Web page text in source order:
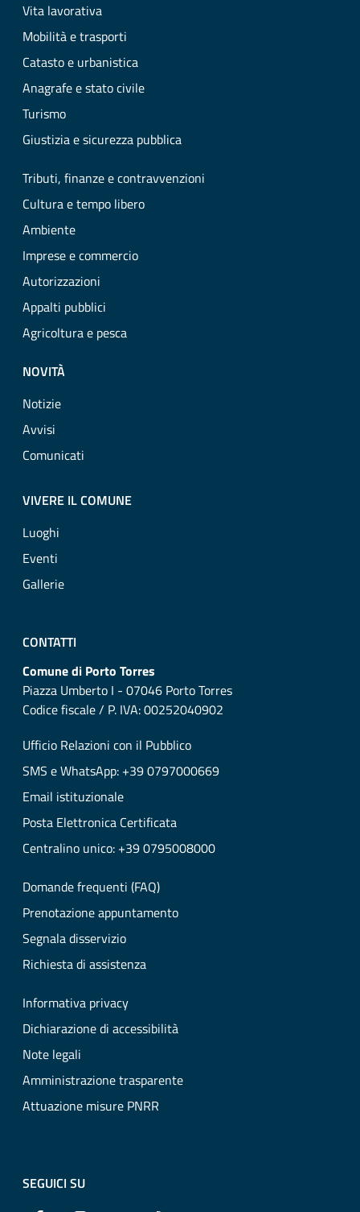
Vita lavorativa
Mobilità e trasporti
Catasto e urbanistica
Anagrafe e stato civile
Turismo
Giustizia e sicurezza pubblica
Tributi, finanze e contravvenzioni
Cultura e tempo libero
Ambiente
Imprese e commercio
Autorizzazioni
Appalti pubblici
Agricoltura e pesca
NOVITÀ
Notizie
Avvisi
Comunicati
VIVERE IL COMUNE
Luoghi
Eventi
Gallerie
CONTATTI
Comune di Porto Torres
Piazza Umberto I - 07046 Porto Torres
Codice fiscale / P. IVA: 00252040902
Ufficio Relazioni con il Pubblico
SMS e WhatsApp: +39 0797000669
Email istituzionale
Posta Elettronica Certificata
Centralino unico: +39 0795008000
Domande frequenti (FAQ)
Prenotazione appuntamento
Segnala disservizio
Richiesta di assistenza
Informativa privacy
Dichiarazione di accessibilità
Note legali
Amministrazione trasparente
Attuazione misure PNRR
SEGUICI SU